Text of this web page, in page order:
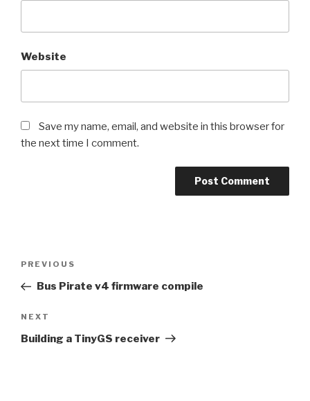
Website
Save my name, email, and website in this browser for
the next time I comment.
Previous
Post
PREVIOUS
Bus Pirate v4 firmware compile
Next
Post
NEXT
Building a TinyGS receiver